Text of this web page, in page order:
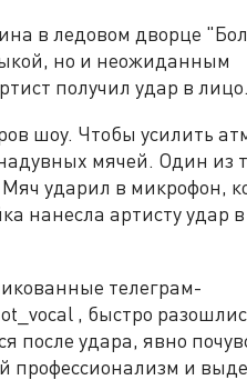
в ледовом дворце
но и неожиданным
получил удар в лицо.
шоу. Чтобы усилить
мячей. Один из
ударил в микрофон,
нанесла артисту удар в
телеграм-
, быстро
после удара, явно
профессионализм и